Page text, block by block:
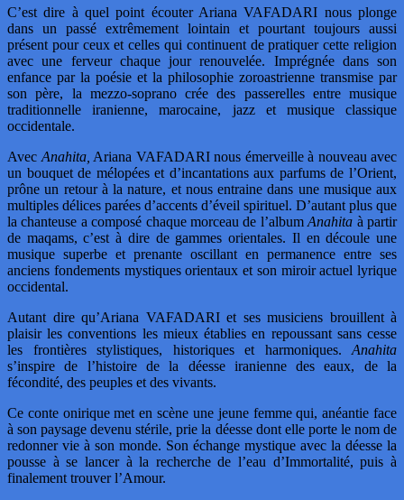
C’est dire à quel point écouter Ariana VAFADARI nous plonge
dans un passé extrêmement lointain et pourtant toujours aussi
présent pour ceux et celles qui continuent de pratiquer cette religion
avec une ferveur chaque jour renouvelée. Imprégnée dans son
enfance par la poésie et la philosophie zoroastrienne transmise par
son père, la mezzo-soprano crée des passerelles entre musique
traditionnelle iranienne, marocaine, jazz et musique classique
occidentale.
Avec Anahita, Ariana VAFADARI nous émerveille à nouveau avec
un bouquet de mélopées et d’incantations aux parfums de l’Orient,
prône un retour à la nature, et nous entraine dans une musique aux
multiples délices parées d’accents d’éveil spirituel. D’autant plus que
la chanteuse a composé chaque morceau de l’albumAnahita à partir
de maqams, c’est à dire de gammes orientales. Il en découle une
musique superbe et prenante oscillant en permanence entre ses
anciens fondements mystiques orientaux et son miroir actuel lyrique
occidental.
Autant dire qu’Ariana VAFADARI et ses musiciens brouillent à
plaisir les conventions les mieux établies en repoussant sans cesse
les frontières stylistiques, historiques et harmoniques. Anahita
s’inspire de l’histoire de la déesse iranienne des eaux, de la
fécondité, des peuples et des vivants.
Ce conte onirique met en scène une jeune femme qui, anéantie face
à son paysage devenu stérile, prie la déesse dont elle porte le nom de
redonner vie à son monde. Son échange mystique avec la déesse la
pousse à se lancer à la recherche de l’eau d’Immortalité, puis à
finalement trouver l’Amour.